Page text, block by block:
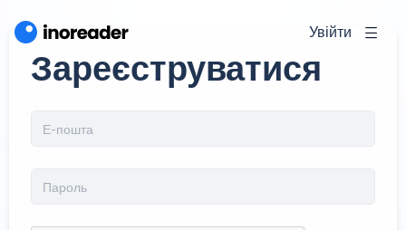
Увійти
Зареєструватися